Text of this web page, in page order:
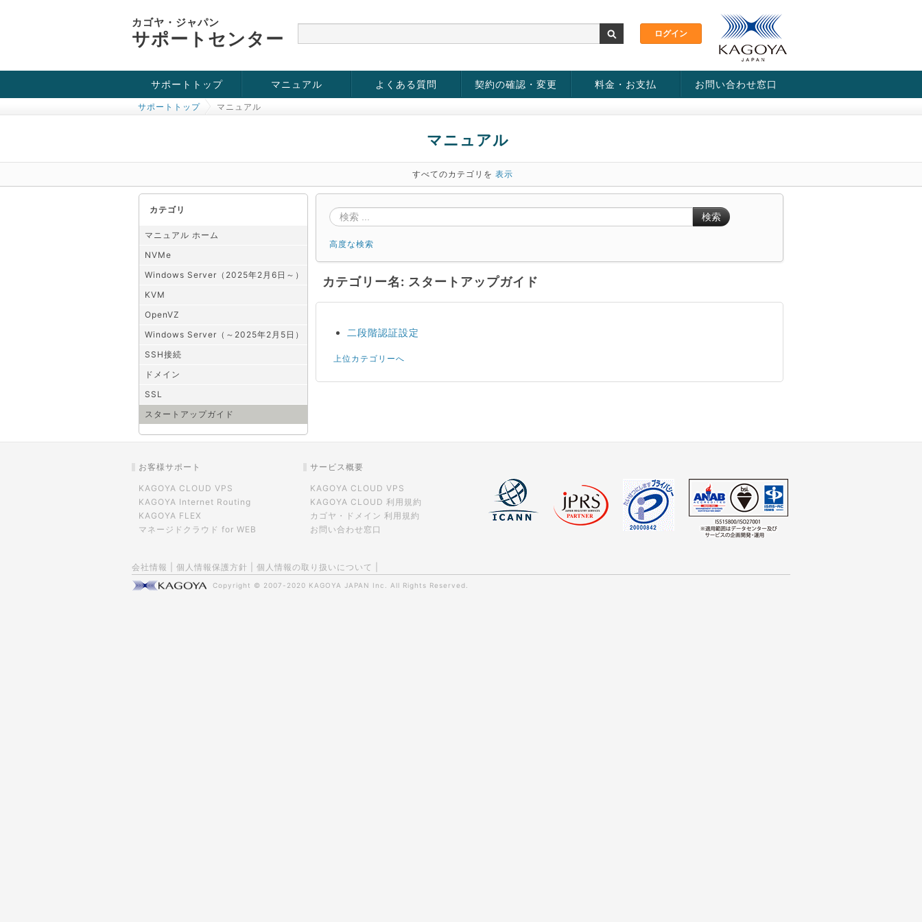
カゴヤ・ジャパン
サポートセンター
サポートトップ
お役立ち情報
チュートリアル
障害・メンテナンス情報
マニュアル
KVM
OpenVZ
Windows Server
SSH接続
ドメイン
SSL
よくある質問 契約の確認・変更 料金・お支払 お問い合わせ窓口
サポートトップ マニュアル
マニュアル
すべてのカテゴリを 表示
カテゴリ
マニュアル ホーム
NVMe
Windows Server（2025年2月6日～）
KVM
OpenVZ
Windows Server（～2025年2月5日）
SSH接続
ドメイン
SSL
スタートアップガイド
検索
高度な検索
カテゴリー名: スタートアップガイド
二段階認証設定
上位カテゴリーへ
お客様サポート
KAGOYA CLOUD VPS
KAGOYA Internet Routing
KAGOYA FLEX
マネージドクラウド for WEB
サービス概要
KAGOYA CLOUD VPS
KAGOYA CLOUD 利用規約
カゴヤ・ドメイン 利用規約
お問い合わせ窓口
会社情報 個人情報保護方針 個人情報の取り扱いについて
Copyright © 2007-2020 KAGOYA JAPAN Inc. All Rights Reserved.